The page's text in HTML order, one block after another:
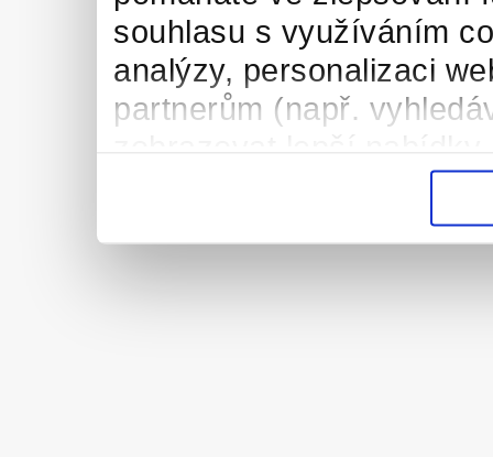
souhlasu s využíváním
analýzy, personalizaci
partnerům (např.
vysněnou práci/brigádu.